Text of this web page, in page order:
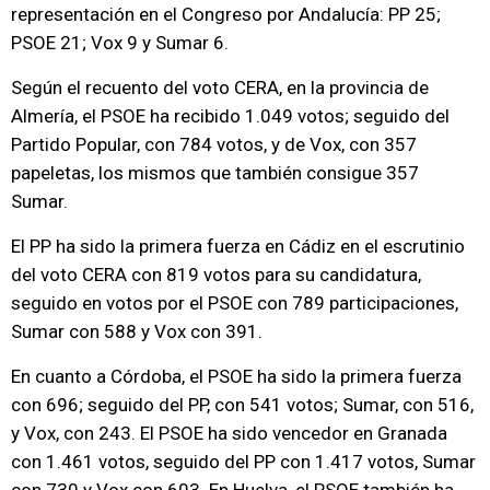
representación en el Congreso por Andalucía: PP 25;
PSOE 21; Vox 9 y Sumar 6.
Según el recuento del voto CERA, en la provincia de
Almería, el PSOE ha recibido 1.049 votos; seguido del
Partido Popular, con 784 votos, y de Vox, con 357
papeletas, los mismos que también consigue 357
Sumar.
El PP ha sido la primera fuerza en Cádiz en el escrutinio
del voto CERA con 819 votos para su candidatura,
seguido en votos por el PSOE con 789 participaciones,
Sumar con 588 y Vox con 391.
En cuanto a Córdoba, el PSOE ha sido la primera fuerza
con 696; seguido del PP, con 541 votos; Sumar, con 516,
y Vox, con 243. El PSOE ha sido vencedor en Granada
con 1.461 votos, seguido del PP con 1.417 votos, Sumar